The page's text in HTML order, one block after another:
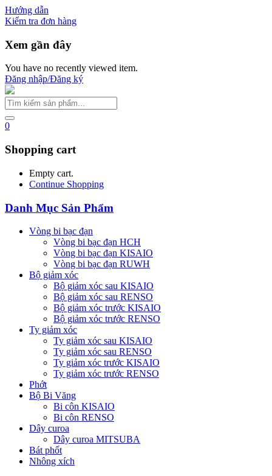
Hướng dẫn
Kiểm tra đơn hàng
Xem gần đây
You have no recently viewed item.
Đăng nhập/Đăng ký
0
Shopping cart
Empty cart.
Continue Shopping
Danh Mục Sản Phẩm
Vòng bi bạc đạn
Vòng bi bạc đạn HCH
Vòng bi bạc đạn KISAIO
Vòng bi bạc đạn RUWH
Bộ giảm xóc
Bộ giảm xóc sau KISAIO
Bộ giảm xóc sau RENSO
Bộ giảm xóc trước KISAIO
Bộ giảm xóc trước RENSO
Ty giảm xóc
Ty giảm xóc sau KISAIO
Ty giảm xóc sau RENSO
Ty giảm xóc trước KISAIO
Ty giảm xóc trước RENSO
Phớt
Bộ Bi Văng
Bi côn KISAIO
Bi côn RENSO
Dây curoa
Dây curoa MITSUBA
Bát phốt
Nhông xích